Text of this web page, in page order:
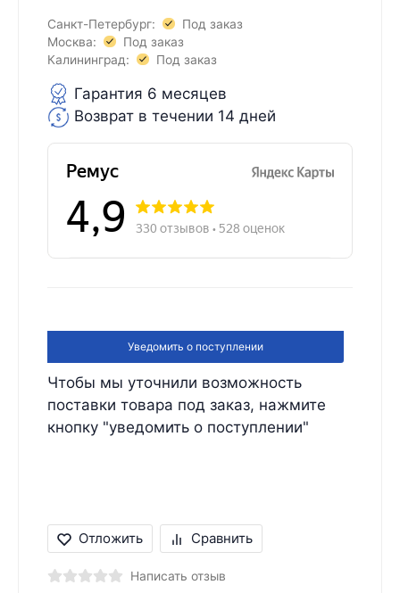
Санкт-Петербург:
Под заказ
Москва:
Под заказ
Калининград:
Под заказ
Гарантия 6 месяцев
Возврат в течении 14 дней
Уведомить о поступлении
Чтобы мы уточнили возможность
поставки товара под заказ, нажмите
кнопку "уведомить о поступлении"
Отложить Сравнить
Написать отзыв